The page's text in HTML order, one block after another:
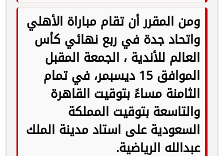
ومن المقرر أن تقام مباراة الأهلي
واتحاد جدة في ربع نهائي كأس
العالم للأندية ، الجمعة المقبل
الموافق 15 ديسبمر، في تمام
الثامنة مساءً بتوقيت القاهرة
والتاسعة بتوقيت المملكة
السعودية على استاد مدينة الملك
عبدالله الرياضية.